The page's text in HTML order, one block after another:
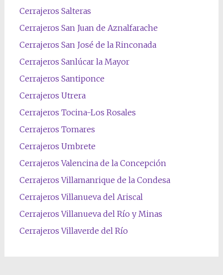
Cerrajeros Salteras
Cerrajeros San Juan de Aznalfarache
Cerrajeros San José de la Rinconada
Cerrajeros Sanlúcar la Mayor
Cerrajeros Santiponce
Cerrajeros Utrera
Cerrajeros Tocina-Los Rosales
Cerrajeros Tomares
Cerrajeros Umbrete
Cerrajeros Valencina de la Concepción
Cerrajeros Villamanrique de la Condesa
Cerrajeros Villanueva del Ariscal
Cerrajeros Villanueva del Río y Minas
Cerrajeros Villaverde del Río